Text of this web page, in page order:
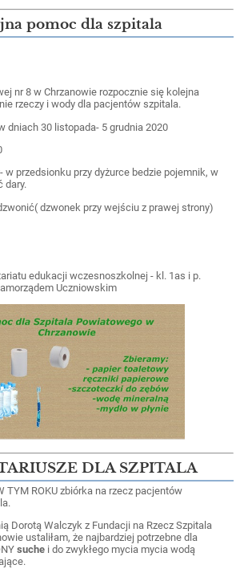
pomoc dla szpitala
nr 8 w Chrzanowie rozpocznie się kolejna
rzeczy i wody dla pacjentów szpitala.
dniach 30 listopada- 5 grudnia 2020
w przedsionku przy dyżurce bedzie pojemnik, w
dary.
dzwonek przy wejściu z prawej strony)
edukacji wczesnoszkolnej - kl. 1as i p.
Uczniowskim
DLA SZPITALA
TYM ROKU zbiórka na rzecz pacjentów
Dorotą Walczyk z Fundacji na Rzecz Szpitala
ustaliłam, że najbardziej potrzebne dla
suche i do zwykłego mycia mycia wodą